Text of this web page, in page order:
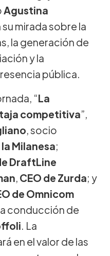
Agustina
mirada sobre la
la generación de
y la
pública.
“La
competitiva”,
, socio
la Milanesa;
DraftLine
, CEO de Zurda; y
de Omnicom
conducción de
. La
en el valor de las